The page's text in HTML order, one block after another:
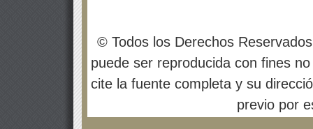
© Todos los Derechos
puede ser reproducida con fines
cite la fuente completa y su
previo por